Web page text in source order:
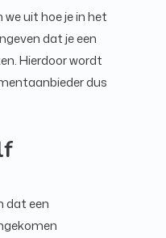
we uit hoe je in het
dat je een
Hierdoor wordt
dus
dat een